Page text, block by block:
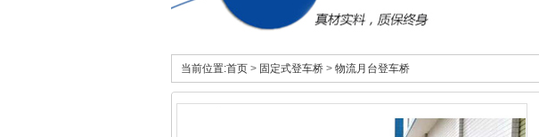
当前位置:首页 > 固定式登车桥 > 物流月台登车桥